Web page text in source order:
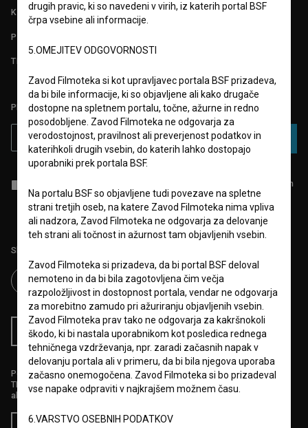
KONTAKT
POGOSTA VPRAŠANJA
TEST FUNKCIONALNOSTI
PRIJAVITE SE NA BSF NOVIČNIK:
PRIJAVA
za zbiranje, hrambo in
obdelavo osebnih podatkov.
Sledite nam na:
RSS novice RSS dogodki
Podprite nas z donacijo na
TRR: SI56 6100 0001 5706 684,
ali s kreditno kartico:
drugih pravic, ki so navedeni v virih, iz katerih portal BSF
črpa vsebine ali informacije.
5.OMEJITEV ODGOVORNOSTI
Zavod Filmoteka si kot upravljavec portala BSF prizadeva,
da bi bile informacije, ki so objavljene ali kako drugače
dostopne na spletnem portalu, točne, ažurne in redno
posodobljene. Zavod Filmoteka ne odgovarja za
verodostojnost, pravilnost ali preverjenost podatkov in
katerihkoli drugih vsebin, do katerih lahko dostopajo
uporabniki prek portala BSF.
Na portalu BSF so objavljene tudi povezave na spletne
strani tretjih oseb, na katere Zavod Filmoteka nima vpliva
ali nadzora, Zavod Filmoteka ne odgovarja za delovanje
teh strani ali točnost in ažurnost tam objavljenih vsebin.
Zavod Filmoteka si prizadeva, da bi portal BSF deloval
nemoteno in da bi bila zagotovljena čim večja
razpoložljivost in dostopnost portala, vendar ne odgovarja
za morebitno zamudo pri ažuriranju objavljenih vsebin.
Zavod Filmoteka prav tako ne odgovarja za kakršnokoli
škodo, ki bi nastala uporabnikom kot posledica rednega
tehničnega vzdrževanja, npr. zaradi začasnih napak v
delovanju portala ali v primeru, da bi bila njegova uporaba
začasno onemogočena. Zavod Filmoteka si bo prizadeval
vse napake odpraviti v najkrajšem možnem času.
6.VARSTVO OSEBNIH PODATKOV